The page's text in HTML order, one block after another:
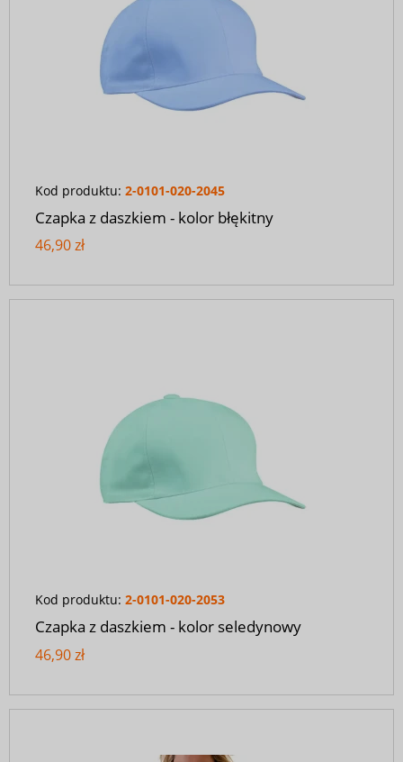
Kod produktu: 2-0101-020-2045
Czapka z daszkiem - kolor błękitny
46,90 zł
Kod produktu: 2-0101-020-2053
Czapka z daszkiem - kolor seledynowy
46,90 zł